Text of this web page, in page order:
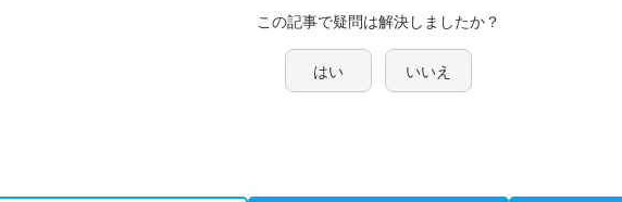
この記事で疑問は解決しましたか？
はい いいえ